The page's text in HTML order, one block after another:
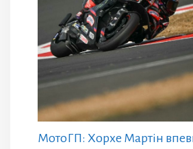
МотоГП: Хорхе Мартін